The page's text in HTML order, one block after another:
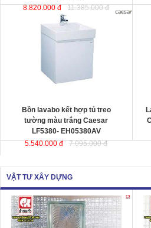
8.820.000 đ
11.385.000 đ
Bồn lavabo kết hợp tủ treo tường
màu trắng Caesar LF5380-
EH05380AV
ược thiết kế đầy cảm
lượng thẩm mỹ của không gian
Bồn lavabo kết hợp tủ treo
tường màu trắng Caesar
LF5380- EH05380AV
5.540.000 đ
7.095.000 đ
VẬT TƯ XÂY DỰNG
Gạch kính lấy sáng Changkaew
gạch